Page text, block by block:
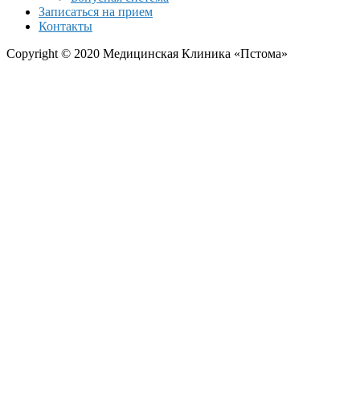
Записаться на прием
Контакты
Copyright © 2020 Медицинская Клиника «Пстома»